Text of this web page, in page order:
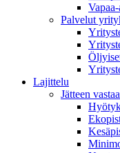
Palvelut
Lajittelu
Jätteen